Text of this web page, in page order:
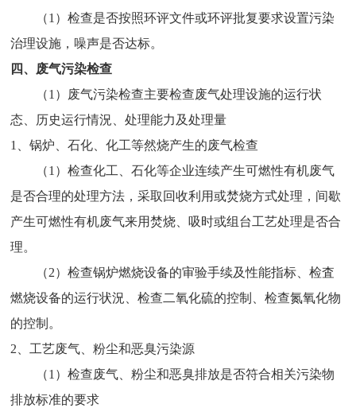
（1）检查是否按照环评文件或环评批复要求设置污染
治理设施，噪声是否达标。
四、 废气污染检查
（1）废气污染检查主要检查废气处理设施的运行状
态、历史运行情況、处理能力及处理量
1、锅炉、石化、化工等然烧产生的废气检查
（1）检查化工、石化等企业连续产生可燃性有机废气
是否合理的处理方法，采取回收利用或焚烧方式处理，间歇
产生可燃性有机废气来用焚烧、吸时或组台工艺处理是否合
理。
（2）检查锅炉燃烧设备的审验手续及性能指标、检査
燃烧设备的运行状況、检查二氧化硫的控制、检查氮氧化物
的控制。
2、工艺废气、粉尘和恶臭污染源
（1）检查废气、粉尘和恶臭排放是否符合相关污染物
排放标准的要求